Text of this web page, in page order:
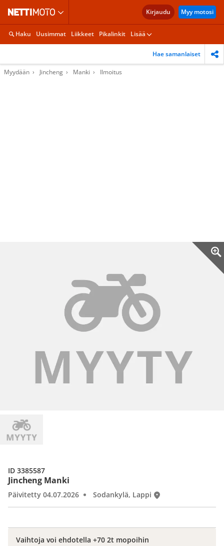
Kirjaudu Myy motosi
Haku Uusimmat Liikkeet Pikalinkit Lisää
Hae samanlaiset
Myydään Jincheng Manki Ilmoitus
Jincheng Manki
Päivitetty 04.07.2026 Sodankylä, Lappi
ID 3385587
Vaihtoja voi ehdotella +70 2t mopoihin